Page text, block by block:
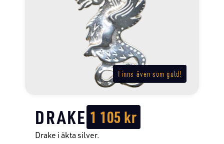
Finns även som guld!
DRAKE 1 105kr
Drake i äkta silver.